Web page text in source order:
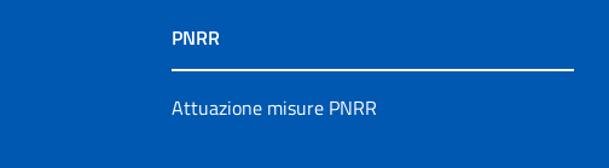
PNRR
Attuazione misure PNRR